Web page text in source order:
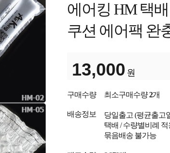
에어킹 HM 택
쿠션 에어팩 완
13,000 원
구매수량 최소구매수량2개
배송정보 당일출고 (평균출고
택배 / 수량별비례
묶음배송 불가능